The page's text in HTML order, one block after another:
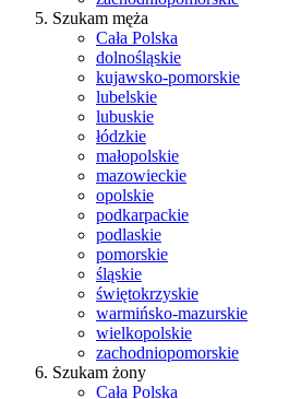
Szukam męża
Cała Polska
dolnośląskie
kujawsko-pomorskie
lubelskie
lubuskie
łódzkie
małopolskie
mazowieckie
opolskie
podkarpackie
podlaskie
pomorskie
śląskie
świętokrzyskie
warmińsko-mazurskie
wielkopolskie
zachodniopomorskie
Szukam żony
Cała Polska